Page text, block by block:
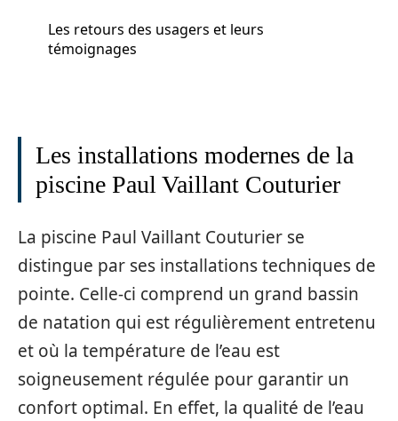
Les retours des usagers et leurs
témoignages
Les installations modernes de la
piscine Paul Vaillant Couturier
La piscine Paul Vaillant Couturier se
distingue par ses installations techniques de
pointe. Celle-ci comprend un grand bassin
de natation qui est régulièrement entretenu
et où la température de l’eau est
soigneusement régulée pour garantir un
confort optimal. En effet, la qualité de l’eau